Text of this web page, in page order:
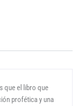
que el libro que
profética y una